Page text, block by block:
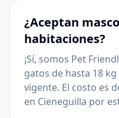
¿Aceptan
habitaciones?
¡Sí, somos Pet
gatos de hasta 18
vigente. El costo es
en Cieneguilla por